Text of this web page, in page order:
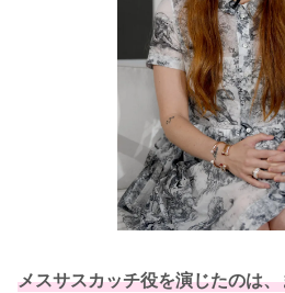
メスサスカッチ役を演じたのは